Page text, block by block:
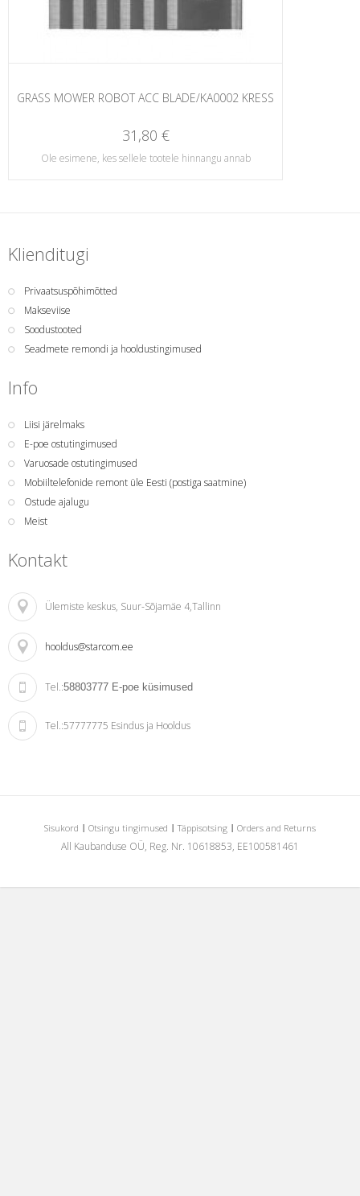
GRASS MOWER ROBOT ACC BLADE/KA0002 KRESS
31,80 €
Ole esimene, kes sellele tootele hinnangu annab
Klienditugi
Privaatsuspõhimõtted
Makseviise
Soodustooted
Seadmete remondi ja hooldustingimused
Info
Liisi järelmaks
E-poe ostutingimused
Varuosade ostutingimused
Mobiiltelefonide remont üle Eesti (postiga saatmine)
Ostude ajalugu
Meist
Kontakt
Ülemiste keskus, Suur-Sõjamäe 4,Tallinn
hooldus@starcom.ee
Tel.:58803777 E-poe küsimused
Tel.:57777775 Esindus ja Hooldus
Sisukord Otsingu tingimused Täppisotsing Orders and Returns
All Kaubanduse OÜ, Reg. Nr. 10618853, EE100581461